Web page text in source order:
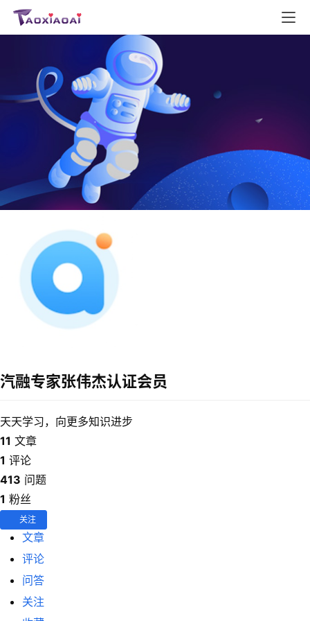
商
院
题
爱
问
易
答
找
服
务
汽融专家张伟杰认证会员
天天学习，向更多知识进步
11 文章
1 评论
413 问题
1 粉丝
关注
文章
评论
问答
关注